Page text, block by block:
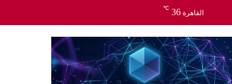
القاهرة 36
℃